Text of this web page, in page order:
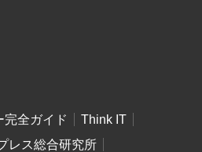
完全ガイド
Think IT
レス総合研究所